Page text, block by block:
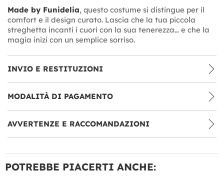
Made by Funidelia, questo costume si distingue per il
comfort e il design curato. Lascia che la tua piccola
streghetta incanti i cuori con la sua tenerezza… e che la
magia inizi con un semplice sorriso.
INVIO E RESTITUZIONI
MODALITÀ DI PAGAMENTO
AVVERTENZE E RACCOMANDAZIONI
POTREBBE PIACERTI ANCHE: